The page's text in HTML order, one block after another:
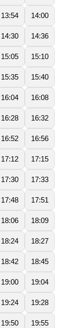
13:54 14:00
14:30 14:36
15:05 15:10
15:35 15:40
16:04 16:08
16:28 16:32
16:52 16:56
17:12 17:15
17:30 17:33
17:48 17:51
18:06 18:09
18:24 18:27
18:42 18:45
19:00 19:04
19:24 19:28
19:50 19:55